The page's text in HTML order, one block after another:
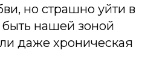
но страшно уйти в
быть нашей зоной
даже хроническая